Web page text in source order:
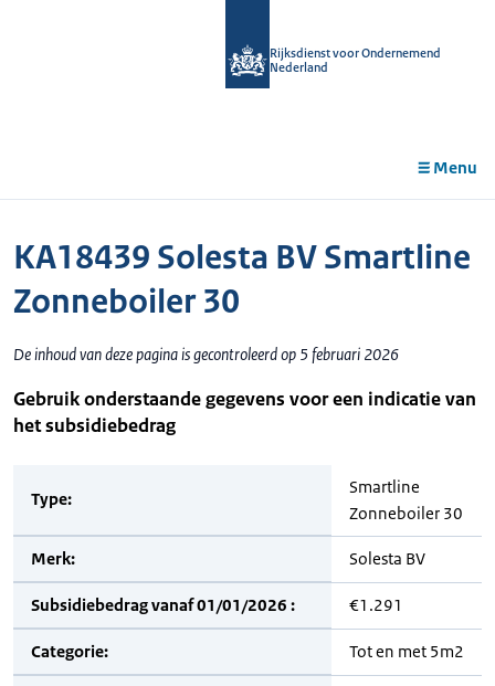
Rijksdienst voor Ondernemend
Nederland
Menu
KA18439 Solesta BV Smartline
Zonneboiler 30
De inhoud van deze pagina is gecontroleerd op 5 februari 2026
Gebruik onderstaande gegevens voor een indicatie van
het subsidiebedrag
Type:
Smartline
Zonneboiler 30
Merk: Solesta BV
Subsidiebedrag vanaf 01/01/2026 : €1.291
Categorie: Tot en met 5m2